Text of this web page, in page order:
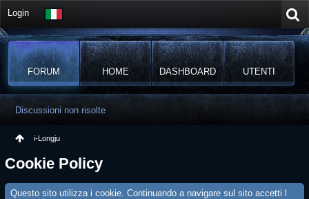
Login
FORUM HOME DASHBOARD UTENTI
Discussioni non risolte
i-Longju
Cookie Policy
Questo sito utilizza i cookie. Continuando a navigare sul sito accetti l